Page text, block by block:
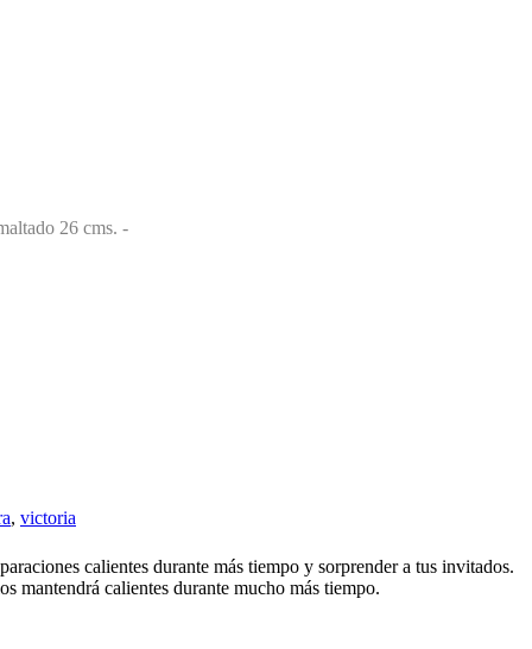
, victoria
calientes durante más tiempo y sorprender a tus invitados.
mantendrá calientes durante mucho más tiempo.